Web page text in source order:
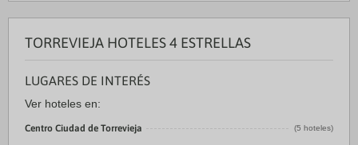
TORREVIEJA HOTELES 4 ESTRELLAS
LUGARES DE INTERÉS
Ver hoteles en:
Centro Ciudad de Torrevieja (5 hoteles)